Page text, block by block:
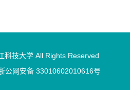
科技大学 All Rights Reserved
公网安备 33010602010616号